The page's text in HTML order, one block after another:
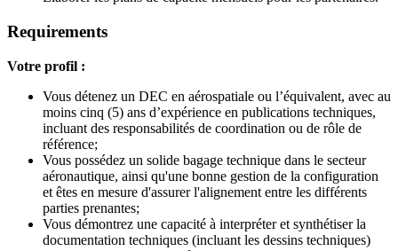
Requirements
Votre profil :
Vous détenez un DEC en aérospatiale ou l’équivalent, avec au
moins cinq (5) ans d’expérience en publications techniques,
incluant des responsabilités de coordination ou de rôle de
référence;
Vous possédez un solide bagage technique dans le secteur
aéronautique, ainsi qu'une bonne gestion de la configuration
et êtes en mesure d'assurer l'alignement entre les différents
parties prenantes;
Vous démontrez une capacité à interpréter et synthétiser la
documentation techniques (incluant les dessins techniques)